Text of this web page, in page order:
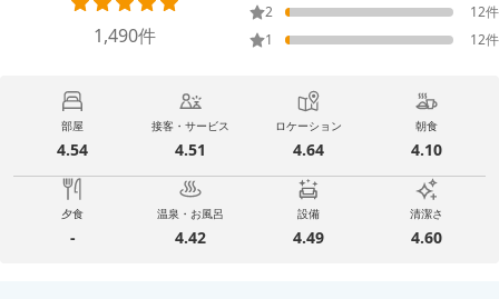
1,490件
2
12件
1
12件
部屋
4.54
接客・サービス
4.51
ロケーション
4.64
朝食
4.10
夕食
-
温泉・お風呂
4.42
設備
4.49
清潔さ
4.60